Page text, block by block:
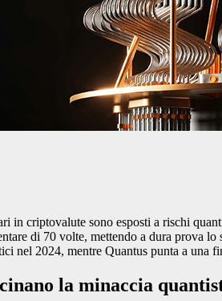
in criptovalute sono esposti a rischi
di 70 volte, mettendo a dura prova
nel 2024, mentre Quantus punta a una
la minaccia